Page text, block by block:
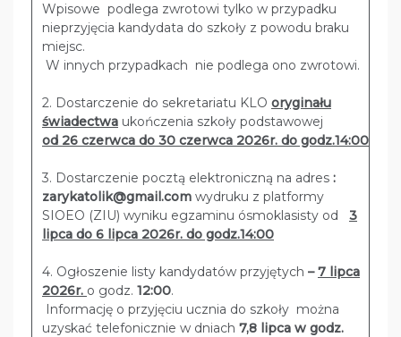
Wpisowe podlega zwrotowi tylko w przypadku
nieprzyjęcia kandydata do szkoły z powodu braku
miejsc.
W innych przypadkach nie podlega ono zwrotowi.
2. Dostarczenie do sekretariatu KLO oryginału
świadectwa ukończenia szkoły podstawowej
od 26 czerwca do 30 czerwca 2026r. do godz.14:00
3. Dostarczenie pocztą elektroniczną na adres :
zarykatolik@gmail.com wydruku z platformy
SIOEO (ZIU) wyniku egzaminu ósmoklasisty od 3
lipca do 6 lipca 2026r. do godz.14:00
4. Ogłoszenie listy kandydatów przyjętych –7 lipca
2026r. o godz. 12:00.
Informację o przyjęciu ucznia do szkoły można
uzyskać telefonicznie w dniach 7,8 lipca w godz.